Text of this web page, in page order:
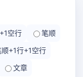
空行
笔顺
顺+1行+1空行
文章